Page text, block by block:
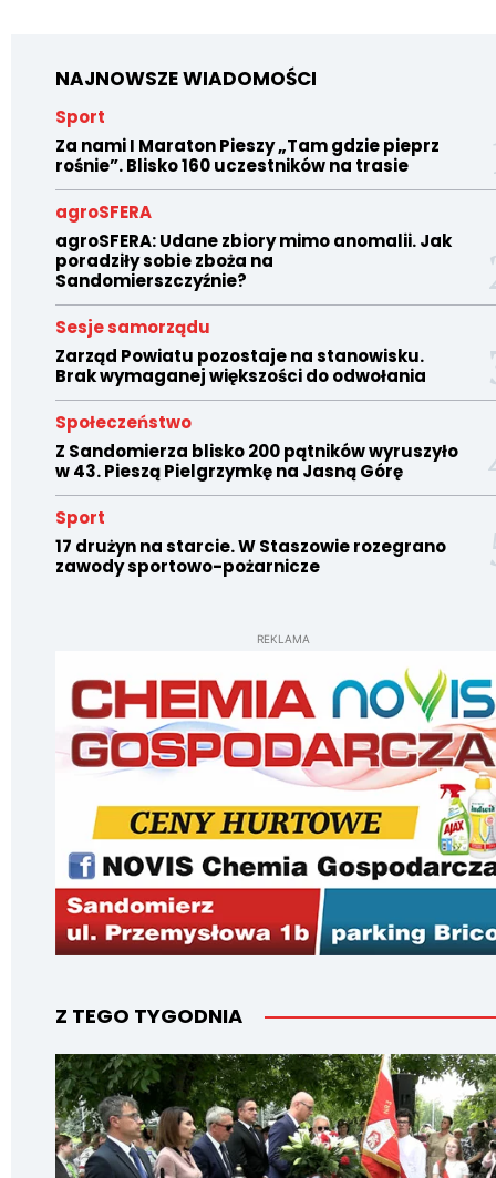
NAJNOWSZE WIADOMOŚCI
Sport
Za nami I Maraton Pieszy „Tam gdzie pieprz
rośnie”. Blisko 160 uczestników na trasie
agroSFERA
agroSFERA: Udane zbiory mimo anomalii. Jak
poradziły sobie zboża na
Sandomierszczyźnie?
Sesje samorządu
Zarząd Powiatu pozostaje na stanowisku.
Brak wymaganej większości do odwołania
Społeczeństwo
Z Sandomierza blisko 200 pątników wyruszyło
w 43. Pieszą Pielgrzymkę na Jasną Górę
Sport
17 drużyn na starcie. W Staszowie rozegrano
zawody sportowo-pożarnicze
REKLAMA
Z TEGO TYGODNIA